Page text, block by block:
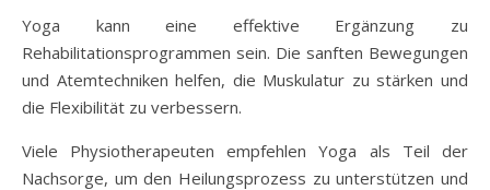
Yoga kann eine effektive Ergänzung zu
Rehabilitationsprogrammen sein. Die sanften Bewegungen
und Atemtechniken helfen, die Muskulatur zu stärken und
die Flexibilität zu verbessern.
Viele Physiotherapeuten empfehlen Yoga als Teil der
Nachsorge, um den Heilungsprozess zu unterstützen und